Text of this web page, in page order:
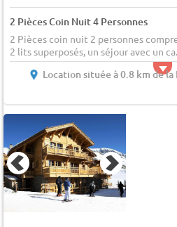
2 Pièces Coin Nuit 4 Personnes
2 Pièces coin nuit 2 personnes
2 lits superposés, un séjour avec un ca...
Location située à 0.8 km de